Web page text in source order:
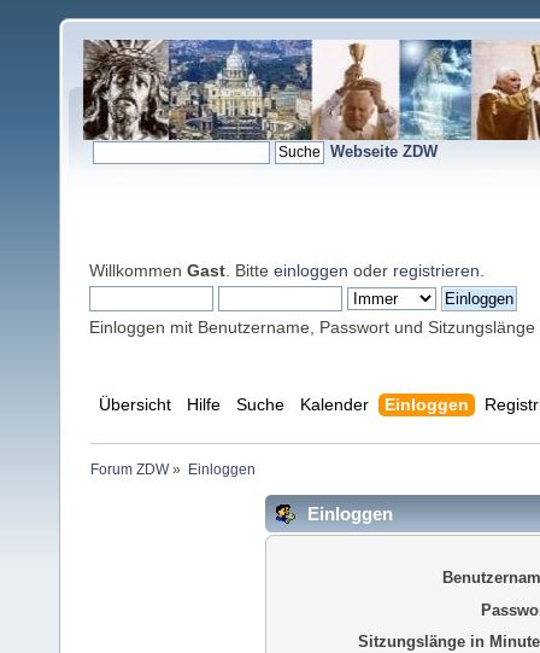
Webseite ZDW
Willkommen Gast . Bitte einloggen oder registrieren
Einloggen mit Benutzername, Passwort und Sitzungslänge
Übersicht Hilfe Suche Kalender Einloggen
Forum ZDW» Einloggen
Einloggen
Sitzungslänge in